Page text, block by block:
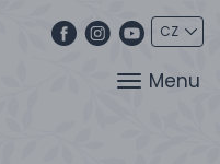
Menu